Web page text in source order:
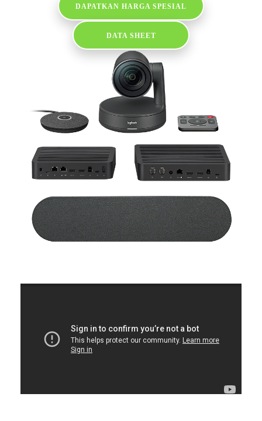
DAPATKAN HARGA SPESIAL
DATA SHEET